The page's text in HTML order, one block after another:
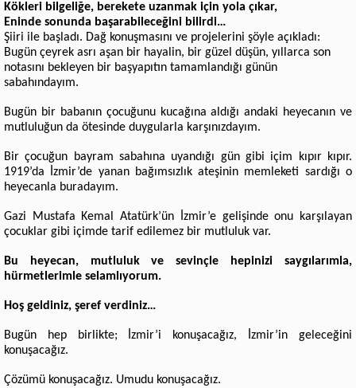
Kökleri bilgeliğe, berekete uzanmak için yola çıkar,
Eninde sonunda başarabileceğini bilirdi…
Şiiri ile başladı. Dağ konuşmasını ve projelerini şöyle açıkladı:
Bugün çeyrek asrı aşan bir hayalin, bir güzel düşün, yıllarca son
notasını bekleyen bir başyapıtın tamamlandığı günün
sabahındayım.
Bugün bir babanın çocuğunu kucağına aldığı andaki heyecanın ve
mutluluğun da ötesinde duygularla karşınızdayım.
Bir çocuğun bayram sabahına uyandığı gün gibi içim kıpır kıpır.
1919’da İzmir’de yanan bağımsızlık ateşinin memleketi sardığı o
heyecanla buradayım.
Gazi Mustafa Kemal Atatürk’ün İzmir’e gelişinde onu karşılayan
çocuklar gibi içimde tarif edilemez bir mutluluk var.
Bu heyecan, mutluluk ve sevinçle hepinizi saygılarımla,
hürmetlerimle selamlıyorum.
Hoş geldiniz, şeref verdiniz…
Bugün hep birlikte; İzmir’i konuşacağız, İzmir’in geleceğini
konuşacağız.
Çözümü konuşacağız. Umudu konuşacağız.